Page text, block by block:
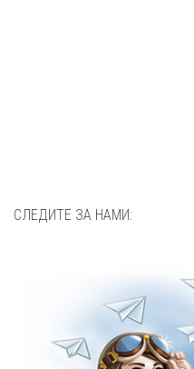
СЛЕДИТЕ ЗА НАМИ: